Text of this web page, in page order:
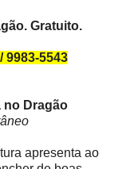
Gratuito.
9983-5543
no Dragão
apresenta ao